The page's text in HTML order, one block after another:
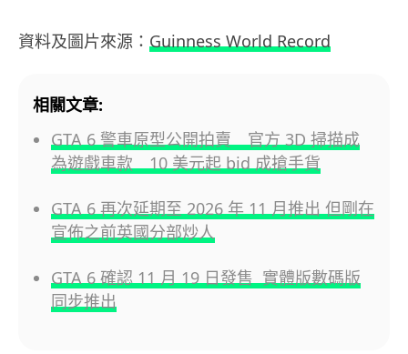
資料及圖片來源： Guinness World Record
相關文章:
GTA 6 警車原型公開拍賣 官方 3D 掃描成
為遊戲車款 10 美元起 bid 成搶手貨
GTA 6 再次延期至 2026 年 11 月推出 但剛在
宣佈之前英國分部炒人
GTA 6 確認 11 月 19 日發售 實體版數碼版
同步推出